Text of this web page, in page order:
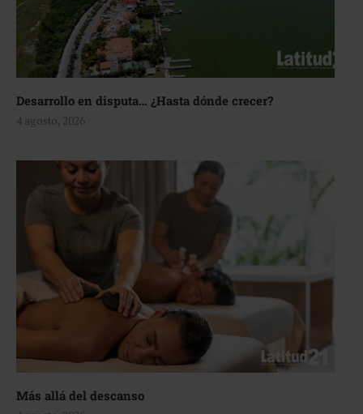
Desarrollo en disputa… ¿Hasta dónde crecer?
4 agosto, 2026
Más allá del descanso